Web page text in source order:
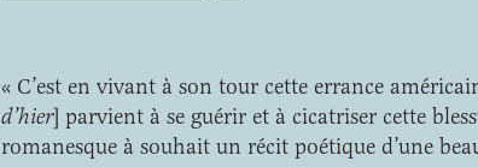
« C’est en vivant à son tour cette errance
d’hier] parvient à se guérir et à cicatriser cette
romanesque à souhait un récit poétique d’une